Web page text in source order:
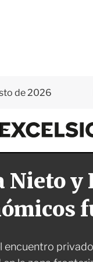
de 2026
Nieto y
encuentro